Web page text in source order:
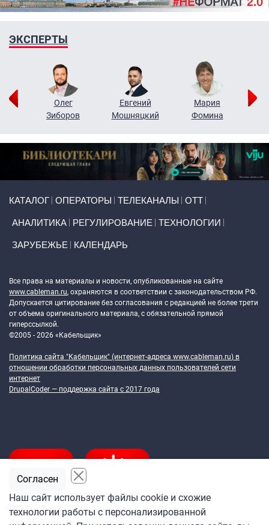
ЭКСПЕРТЫ
Олег
Зиборов
Евгений
Мошняцкий
Мария
Фомина
КАТАЛОГ ОПЕРАТОРЫ ТЕЛЕКАНАЛЫ ОТТ
АНАЛИТИКА РЕГУЛИРОВАНИЕ ТЕХНОЛОГИИ
ЗАРУБЕЖЬЕ КАЛЕНДАРЬ
Все права на материалы и новости, опубликованные на сайте
www.cableman.ru, охраняются в соответствии с законодательством РФ.
Допускается цитирование без согласования с редакцией не более трети
от объема оригинального материала, с обязательной прямой
гиперссылкой.
©2005 - 2026 «Кабельщик»
Политика сайта "Кабельщик" (интернет-адреса www.cableman.ru) в
отношении обработки персональных данных пользователей сети
интернет
DrupalCoder — поддержка сайта c 2017 года
Наш сайт использует файлы cookie и схожие
технологии работы с персонализированной
Согласен